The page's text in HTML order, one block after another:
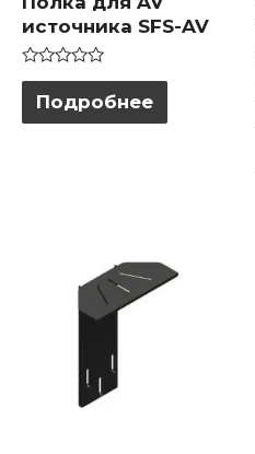
источника SFS-AV
Оценка
5
Подробнее